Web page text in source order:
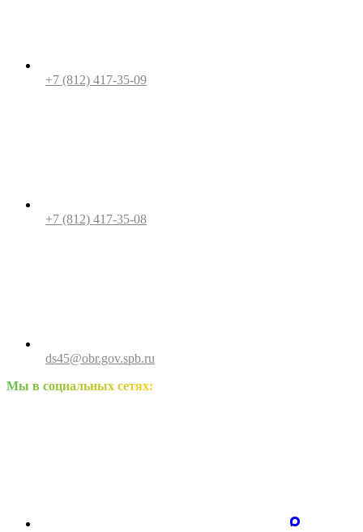
+7 (812) 417-35-09
+7 (812) 417-35-08
ds45@obr.gov.spb.ru
Мы в социальных сетях: